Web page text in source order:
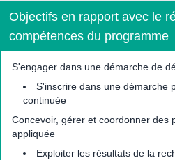
Objectifs en rapport avec le
compétences du programme
S'engager dans une démarche de
S'inscrire dans une démarche
continuée
Concevoir, gérer et coordonner des
appliquée
Exploiter les résultats de la